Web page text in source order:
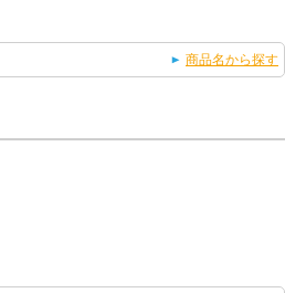
商品名から探す